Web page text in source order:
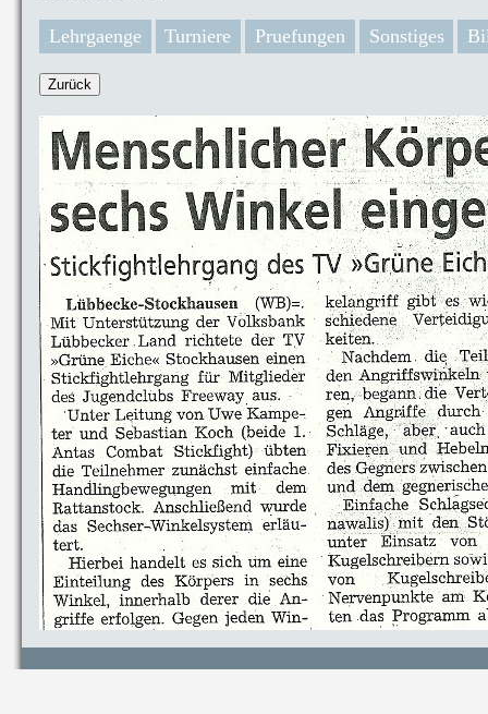
Lehrgaenge Turniere Pruefungen Sonstiges